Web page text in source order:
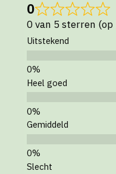
0
0 van 5 sterren (op
Uitstekend
Heel goed
Gemiddeld
Slecht